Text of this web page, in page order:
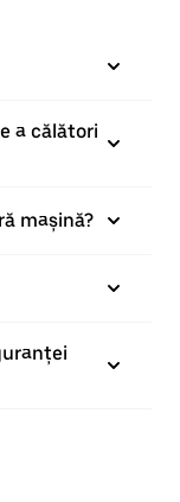
a călători
mașină?